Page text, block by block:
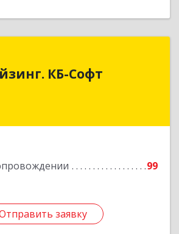
КБ-Софт
99
заявку
обл, г.о Богородский,
ул, Здание № 41В,
заявку